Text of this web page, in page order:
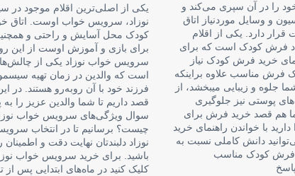
را در آن سپری می‌کند و
و وسایل موردنیاز اتاق
قرار دارد. یکی از اقلام
فرش کودک است که برای
خرید فرش کودک نیاز
فرش مناسب علاوه براینکه
جلوه و زیبایی میبخشد، از
پوستی نیز جلوگیری
هم قصد خرید فرش برای
دارید با خواندن راهنمای خرید
دانش کاملی نسبت به
فرش کودک مناسب
یکی از اصلی‌ترین اقلام موجود در
نوزاد، سرویس خواب اوست. اتاق
کودک محل آسایش و راحتی و
برای بازی و آموزش اوست از این رو
سرویس خواب نوزاد یکی از
است که والدین در زمان تهیه
فرزند خود با آن رو‌به‌رو هستند. در
قصد داریم تا شما والدین عزیز را به
سوال ویژگی‌های سرویس خواب
چیست؟ برسانیم تا در انتخاب
نوزاد دلبندتان نهایت دقت و اطمینان
باشید. برای خرید سرویس خواب
کلیک کنید در ماه‌های ابتدایی پس از